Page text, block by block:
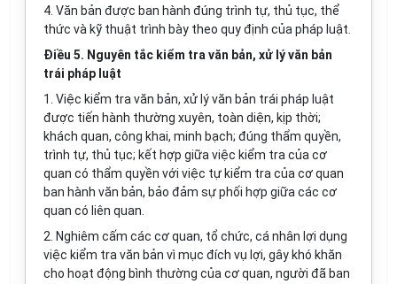
4. Văn bản được ban hành đúng trình tự, thủ tục, thể
thức và kỹ thuật trình bày theo quy định của pháp luật.
Điều 5. Nguyên tắc kiểm tra văn bản, xử lý văn bản
trái pháp luật
1. Việc kiểm tra văn bản, xử lý văn bản trái pháp luật
được tiến hành thường xuyên, toàn diện, kịp thời;
khách quan, công khai, minh bạch; đúng thẩm quyền,
trình tự, thủ tục; kết hợp giữa việc kiểm tra của cơ
quan có thẩm quyền với việc tự kiểm tra của cơ quan
ban hành văn bản, bảo đảm sự phối hợp giữa các cơ
quan có liên quan.
2. Nghiêm cấm các cơ quan, tổ chức, cá nhân lợi dụng
việc kiểm tra văn bản vì mục đích vụ lợi, gây khó khăn
cho hoạt động bình thường của cơ quan, người đã ban